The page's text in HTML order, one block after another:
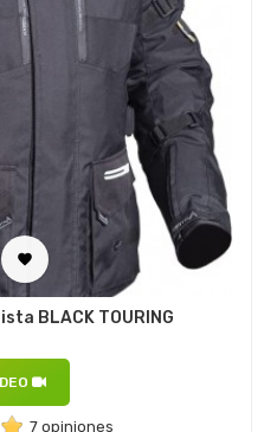

BLACK TOURING
7 opiniones